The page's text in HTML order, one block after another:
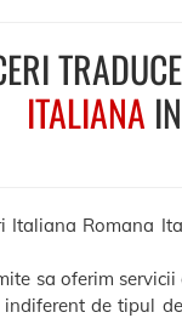
ITALIANA IN
Italiana Romana
sa oferim
de tipul